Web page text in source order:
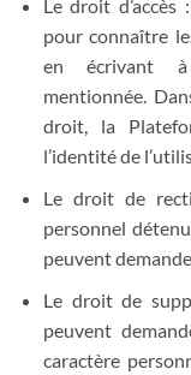
Le droit d’accès
pour connaître
en écrivant à
mentionnée.
droit, la
l’identité de
Le droit de
personnel
peuvent
Le droit de
peuvent
caractère